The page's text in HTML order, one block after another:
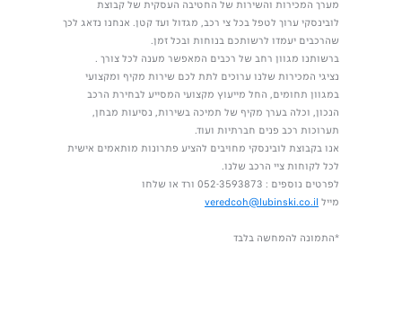
מערך המכירות והשירות של החטיבה העסקית של קבוצת
לובינסקי ערוך לטפל בכל צי רכב, מגדול ועד קטן. אנחנו נדאג לכך
שהרכבים יעמדו לרשותכם בנוחות ובכל זמן.
ברשותנו מגוון רחב של רכבים המאפשר מענה לכל צורך .
נציגי המכירות שלנו ערוכים לתת לכם שירות מקיף ומקצועי
במגוון תחומים, החל מייעוץ מקצועי המסייע לבחירת הרכב
הנכון, וכלה בערך מקיף של תמיכה בשירות, נסיעות מבחן,
תערוכות רכב פנים חברתיות ועוד.
אנו בקבוצת לובינסקי מחויבים להציע פתרונות מותאמים אישית
לכל לקוחות ציי הרכב שלנו.
לפרטים נוספים : 052-3593873 ורד או שלחו
מייל veredcoh@lubinski.co.il
*התמונה להמחשה בלבד